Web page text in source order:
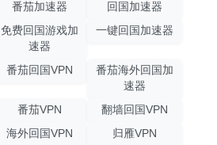
番茄加速器
回国加速器
免费回国游戏加
速器
一键回国加速器
番茄回国VPN
番茄海外回国加
速器
番茄VPN
翻墙回国VPN
海外回国VPN 归雁VPN